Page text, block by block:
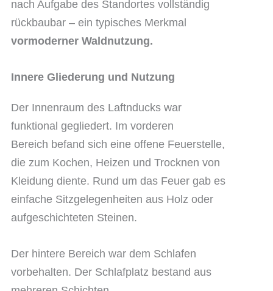
nach Aufgabe des Standortes vollständig
rückbaubar – ein typisches Merkmal
vormoderner Waldnutzung.
Innere Gliederung und Nutzung
Der Innenraum des Laftnducks war
funktional gegliedert. Im vorderen
Bereich befand sich eine offene Feuerstelle,
die zum Kochen, Heizen und Trocknen von
Kleidung diente. Rund um das Feuer gab es
einfache Sitzgelegenheiten aus Holz oder
aufgeschichteten Steinen.
Der hintere Bereich war dem Schlafen
vorbehalten. Der Schlafplatz bestand aus